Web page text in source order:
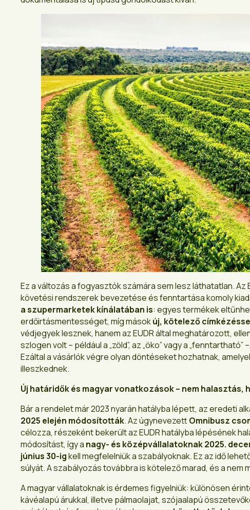
Ez a változás a fogyasztók számára sem lesz láthatatlan. Az
követési rendszerek bevezetése és fenntartása komoly
a szupermarketek kínálatában is: egyes termékek
erdőirtásmentességet, míg másokúj, kötelező
védjegyek lesznek, hanem az EUDR által meghatározott,
szlogen volt – például a „zöld”, az „öko” vagy a „fenntartható”
Ezáltal a vásárlók végre olyan döntéseket hozhatnak,
illeszkednek.
Új határidők és magyar vonatkozások – nem halasztás,
Bár a rendelet már 2023 nyarán hatályba lépett, az eredeti
2025 elején módosították. Az úgynevezettOmnibusz
célozza, részeként bekerült az EUDR hatályba lépésének
módosítást, így a nagy- és középvállalatoknak 2025.
június 30-igkell megfelelniük a szabályoknak. Ez az idő
súlyát. A szabályozás továbbra is kötelező marad, és a nem
A magyar vállalatoknak is érdemes figyelniük: különösen
kávéalapú árukkal, illetve pálmaolajat, szójaalapú